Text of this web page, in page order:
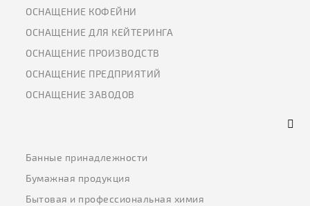
ОСНАЩЕНИЕ КОФЕЙНИ
ОСНАЩЕНИЕ ДЛЯ КЕЙТЕРИНГА
ОСНАЩЕНИЕ ПРОИЗВОДСТВ
ОСНАЩЕНИЕ ПРЕДПРИЯТИЙ
ОСНАЩЕНИЕ ЗАВОДОВ
Банные принадлежности
Бумажная продукция
Бытовая и профессиональная химия